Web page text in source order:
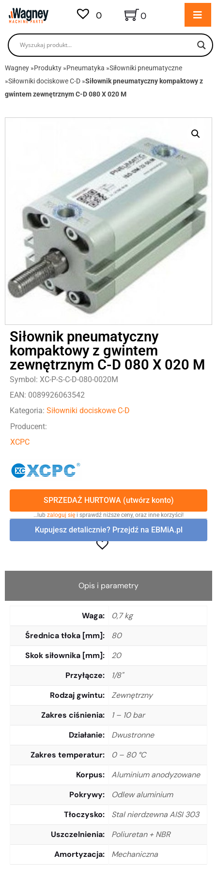
0 0
Wagney »Produkty »Pneumatyka »Siłowniki pneumatyczne
»Siłowniki dociskowe C-D »Siłownik pneumatyczny kompaktowy z
gwintem zewnętrznym C-D 080 X 020 M
Siłownik pneumatyczny
kompaktowy z gwintem
zewnętrznym C-D 080 X 020 M
Symbol: XC-P-S-C-D-080-0020M
EAN: 0089926063542
Kategoria: Siłowniki dociskowe C-D
Producent:
XCPC
SPRZEDAŻ HURTOWA (utwórz konto)
…lub zaloguj się i sprawdź niższe ceny, oraz inne korzyści!
Kupujesz detalicznie? Przejdź na EBMiA.pl
Opis i parametry
Waga
0,7 kg
Średnica tłoka [mm]
80
Skok siłownika [mm]
20
Przyłącze
1/8"
Rodzaj gwintu
Zewnętrzny
Zakres ciśnienia
1 – 10 bar
Działanie
Dwustronne
Zakres temperatur
0 – 80 °C
Korpus
Aluminium anodyzowane
Pokrywy
Odlew aluminium
Tłoczysko
Stal nierdzewna AISI 303
Uszczelnienia
Poliuretan + NBR
Amortyzacja
Mechaniczna